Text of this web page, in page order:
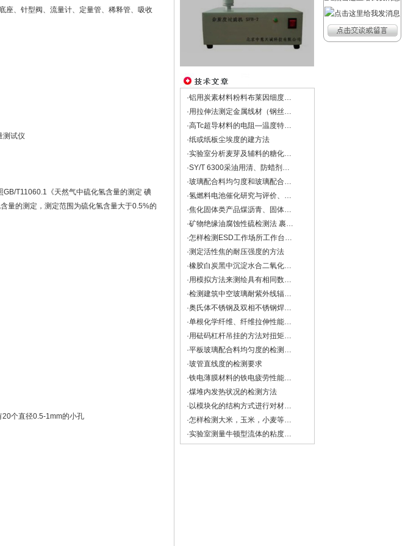
、针型阀、流量计、定量管、稀释管、吸收
试仪
T11060.1《天然气中硫化氢含量的测定 碘
量的测定，测定范围为硫化氢含量大于0.5%的
个直径0.5-1mm的小孔
·铝用炭素材料粉料布莱因细度试验法——YS/T 734
·用拉伸法测定金属线材（钢丝）杨氏模量
·高Tc超导材料的电阻—温度特性的测量与处理
·纸或纸板尘埃度的建方法
·实验室分析麦芽及辅料的糖化力、糖化时间和浸出物的设备
·SY/T 6300采油用清、防蜡剂技术要求
·玻璃配合料均匀度和玻璃配合料中含碱量的检测方法
·氢燃料电池催化研究与评价、锂空电池研究
·焦化固体类产品煤沥青、固体古马隆-茚树脂软化点的测定方法
·矿物绝缘油腐蚀性硫检测法 裹绝缘纸铜扁线法DL/T 285-2012
·怎样检测ESD工作场所工作台面及工具的带静电电荷？
·测定活性焦的耐压强度的方法
·橡胶白炭黑中沉淀水合二氧化硅水洗筛余物的测定
·用模拟方法来测绘具有相同数学形式的物理场——导电微晶法
·检测建筑中空玻璃耐紫外线辐照性能试验
·奥氏体不锈钢及双相不锈钢焊缝中铁素体含量的测量方法
·单根化学纤维、纤维拉伸性能的检测方法
·用砝码杠杆吊挂的方法对扭矩扳手进行检定与校准
·平板玻璃配合料均匀度的检测方法
·玻管直线度的检测要求
·铁电薄膜材料的铁电疲劳性能检测
·煤堆内发热状况的检测方法
·以模块化的结构方式进行对材料多种机械性能的检测方法与注意事项
·怎样检测大米，玉米，小麦等谷物的直链淀粉？
·实验室测量牛顿型流体的粘度和非牛顿流体的流变特性